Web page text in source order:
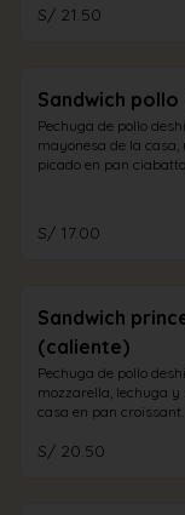
S/ 21.50
Sandwich
Pechuga de pollo
mayonesa de la
picado en pan
S/ 17.00
Sandwich
(caliente)
Pechuga de pollo
mozzarella, lechuga y
casa en pan croissant.
S/ 20.50